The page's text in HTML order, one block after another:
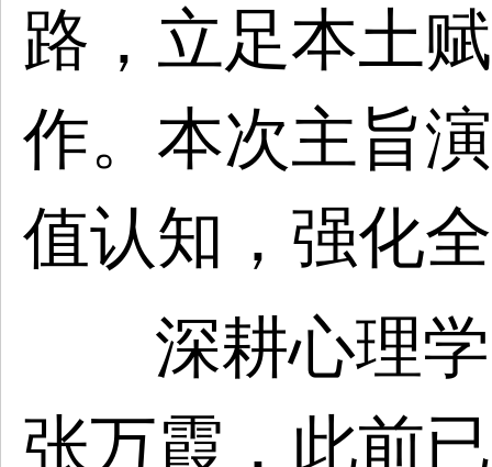
路，立足本土
作。本次主旨
值认知，强化
深耕心理
张万霞，此前